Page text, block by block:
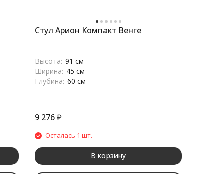
Стул Арион Компакт Венге
Высота: 91 см
Ширина: 45 см
Глубина: 60 см
9 276₽
Осталась 1 шт.
В корзину